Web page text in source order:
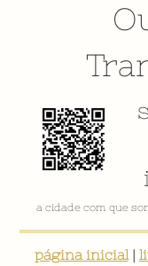
a cidade com que
página inicial|